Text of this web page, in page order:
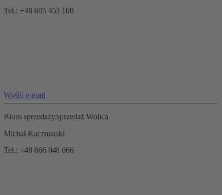
Tel.: +48 605 453 100
Wyślij e-mail
Biuro sprzedaży/sprzedaż Wolica
Michał Kaczmarski
Tel.: +48 666 048 066